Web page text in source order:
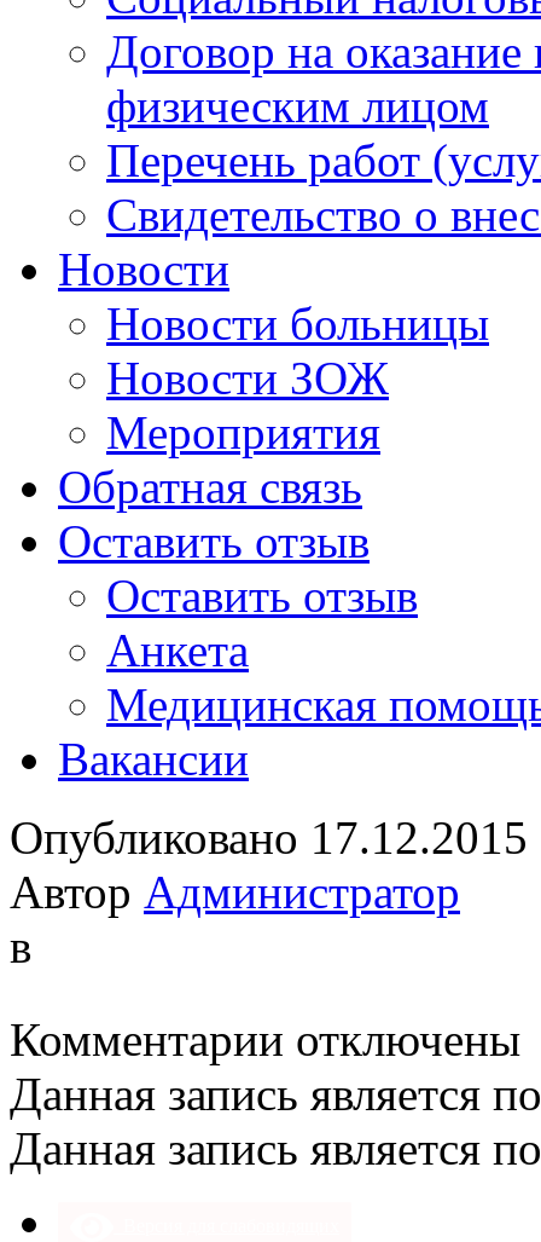
Договор на
физическим лицом
Перечень работ
Свидетельство о
Новости
Новости больницы
Новости ЗОЖ
Мероприятия
Обратная связь
Оставить отзыв
Оставить отзыв
Анкета
Медицинская
Вакансии
Опубликовано 17.12.2015
Автор Администратор
в
Комментарии записи
отключены
Данная запись является
Данная запись является